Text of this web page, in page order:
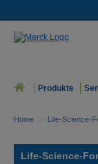
Produkte
Home > Life-Science-
Life-Science-